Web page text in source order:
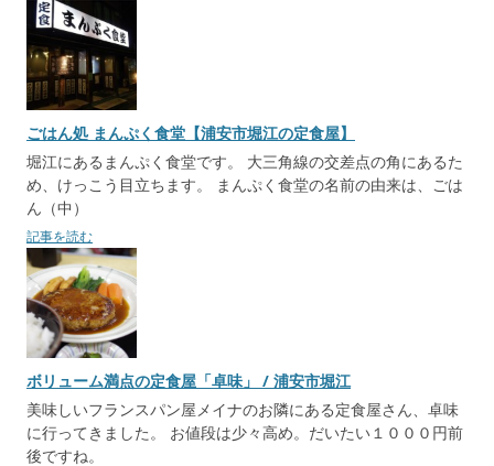
ごはん処 まんぷく食堂【浦安市堀江の定食屋】
堀江にあるまんぷく食堂です。 大三角線の交差点の角にあるた
め、けっこう目立ちます。 まんぷく食堂の名前の由来は、ごは
ん（中）
記事を読む
ボリューム満点の定食屋「卓味」 / 浦安市堀江
美味しいフランスパン屋メイナのお隣にある定食屋さん、卓味
に行ってきました。 お値段は少々高め。だいたい１０００円前
後ですね。